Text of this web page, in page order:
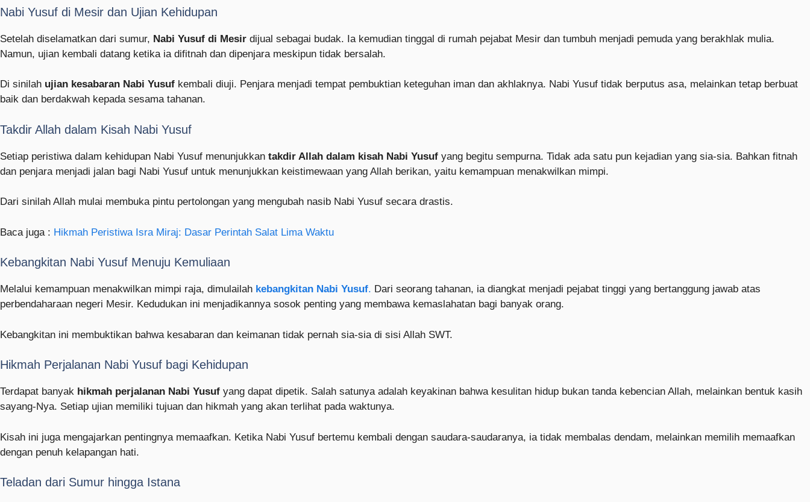
Nabi Yusuf di Mesir dan Ujian Kehidupan
Setelah diselamatkan dari sumur, Nabi Yusuf di Mesir dijual sebagai budak. Ia kemudian tinggal di rumah pejabat Mesir dan tumbuh menjadi pemuda yang berakhlak mulia.
Namun, ujian kembali datang ketika ia difitnah dan dipenjara meskipun tidak bersalah.
Di sinilah ujian kesabaran Nabi Yusuf kembali diuji. Penjara menjadi tempat pembuktian keteguhan iman dan akhlaknya. Nabi Yusuf tidak berputus asa, melainkan tetap berbuat
baik dan berdakwah kepada sesama tahanan.
Takdir Allah dalam Kisah Nabi Yusuf
Setiap peristiwa dalam kehidupan Nabi Yusuf menunjukkan takdir Allah dalam kisah Nabi Yusuf yang begitu sempurna. Tidak ada satu pun kejadian yang sia-sia. Bahkan fitnah
dan penjara menjadi jalan bagi Nabi Yusuf untuk menunjukkan keistimewaan yang Allah berikan, yaitu kemampuan menakwilkan mimpi.
Dari sinilah Allah mulai membuka pintu pertolongan yang mengubah nasib Nabi Yusuf secara drastis.
Baca juga : Hikmah Peristiwa Isra Miraj: Dasar Perintah Salat Lima Waktu
Kebangkitan Nabi Yusuf Menuju Kemuliaan
Melalui kemampuan menakwilkan mimpi raja, dimulailah kebangkitan Nabi Yusuf. Dari seorang tahanan, ia diangkat menjadi pejabat tinggi yang bertanggung jawab atas
perbendaharaan negeri Mesir. Kedudukan ini menjadikannya sosok penting yang membawa kemaslahatan bagi banyak orang.
Kebangkitan ini membuktikan bahwa kesabaran dan keimanan tidak pernah sia-sia di sisi Allah SWT.
Hikmah Perjalanan Nabi Yusuf bagi Kehidupan
Terdapat banyak hikmah perjalanan Nabi Yusuf yang dapat dipetik. Salah satunya adalah keyakinan bahwa kesulitan hidup bukan tanda kebencian Allah, melainkan bentuk kasih
sayang-Nya. Setiap ujian memiliki tujuan dan hikmah yang akan terlihat pada waktunya.
Kisah ini juga mengajarkan pentingnya memaafkan. Ketika Nabi Yusuf bertemu kembali dengan saudara-saudaranya, ia tidak membalas dendam, melainkan memilih memaafkan
dengan penuh kelapangan hati.
Teladan dari Sumur hingga Istana